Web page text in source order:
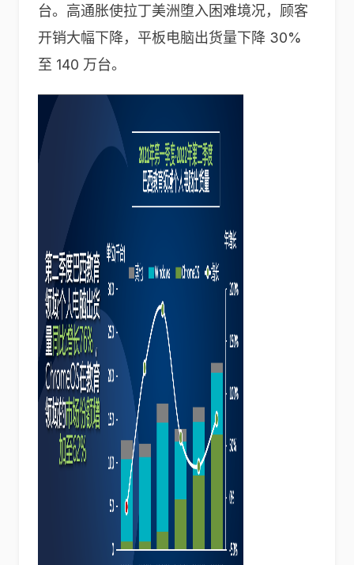
台。高通胀使拉丁美洲堕入困难境况，顾客
开销大幅下降，平板电脑出货量下降 30%
至 140 万台。